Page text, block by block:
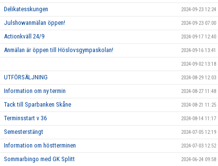
Delikatesskungen 2024-09-23 12:24
Julshowanmälan öppen! 2024-09-23 07:00
Actionkväll 24/9 2024-09-17 12:40
Anmälan är öppen till Höslovsgympaskolan! 2024-09-16 13:41
2024-09-02 13:18
UTFÖRSÄLJNING 2024-08-29 12:03
Information om ny termin 2024-08-27 11:48
Tack till Sparbanken Skåne 2024-08-21 11:25
Terminsstart v 36 2024-08-14 11:17
Semesterstängt 2024-07-05 12:19
Information om höstterminen 2024-07-03 12:52
Sommarbingo med GK Splitt 2024-06-24 09:58